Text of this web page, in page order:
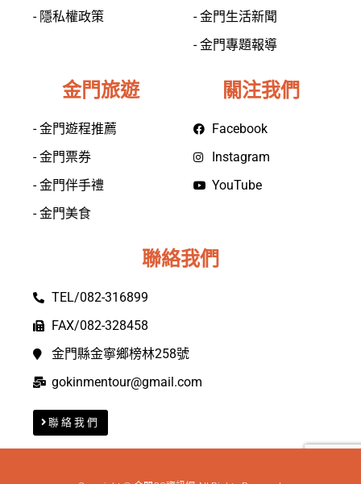
- 隱私權政策
- 金門生活新聞
- 金門專題報導
金門旅遊
- 金門遊程推薦
- 金門票券
- 金門伴手禮
- 金門美食
關注我們
Facebook
Instagram
YouTube
聯絡我們
TEL/082-316899
FAX/082-328458
金門縣金寧鄉榜林258號
gokinmentour@gmail.com
聯絡我們